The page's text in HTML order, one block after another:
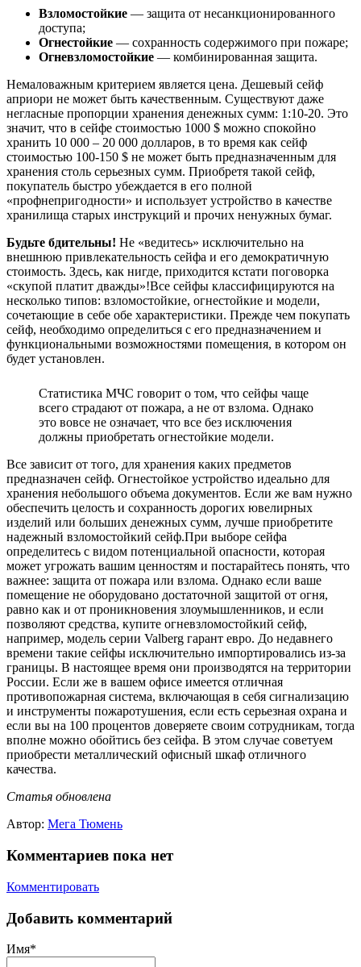
Взломостойкие — защита от несанкционированного
доступа;
Огнестойкие — сохранность содержимого при пожаре;
Огневзломостойкие — комбинированная защита.
Немаловажным критерием является цена. Дешевый сейф
априори не может быть качественным. Существуют даже
негласные пропорции хранения денежных сумм: 1:10-20. Это
значит, что в сейфе стоимостью 1000 $ можно спокойно
хранить 10 000 – 20 000 долларов, в то время как сейф
стоимостью 100-150 $ не может быть предназначенным для
хранения столь серьезных сумм. Приобретя такой сейф,
покупатель быстро убеждается в его полной
«профнепригодности» и использует устройство в качестве
хранилища старых инструкций и прочих ненужных бумаг.
Будьте бдительны! Не «ведитесь» исключительно на
внешнюю привлекательность сейфа и его демократичную
стоимость. Здесь, как нигде, приходится кстати поговорка
«скупой платит дважды»!Все сейфы классифицируются на
несколько типов: взломостойкие, огнестойкие и модели,
сочетающие в себе обе характеристики. Прежде чем покупать
сейф, необходимо определиться с его предназначением и
функциональными возможностями помещения, в котором он
будет установлен.
Статистика МЧС говорит о том, что сейфы чаще
всего страдают от пожара, а не от взлома. Однако
это вовсе не означает, что все без исключения
должны приобретать огнестойкие модели.
Все зависит от того, для хранения каких предметов
предназначен сейф. Огнестойкое устройство идеально для
хранения небольшого объема документов. Если же вам нужно
обеспечить целость и сохранность дорогих ювелирных
изделий или больших денежных сумм, лучше приобретите
надежный взломостойкий сейф.При выборе сейфа
определитесь с видом потенциальной опасности, которая
может угрожать вашим ценностям и постарайтесь понять, что
важнее: защита от пожара или взлома. Однако если ваше
помещение не оборудовано достаточной защитой от огня,
равно как и от проникновения злоумышленников, и если
позволяют средства, купите огневзломостойкий сейф,
например, модель серии Valberg гарант евро. До недавнего
времени такие сейфы исключительно импортировались из-за
границы. В настоящее время они производятся на территории
России. Если же в вашем офисе имеется отличная
противопожарная система, включающая в себя сигнализацию
и инструменты пожаротушения, если есть серьезная охрана и
если вы на 100 процентов доверяете своим сотрудникам, тогда
вполне можно обойтись без сейфа. В этом случае советуем
приобрести металлический офисный шкаф отличного
качества.
Статья обновлена
Автор: Мега Тюмень
Комментариев пока нет
Комментировать
Добавить комментарий
Имя*